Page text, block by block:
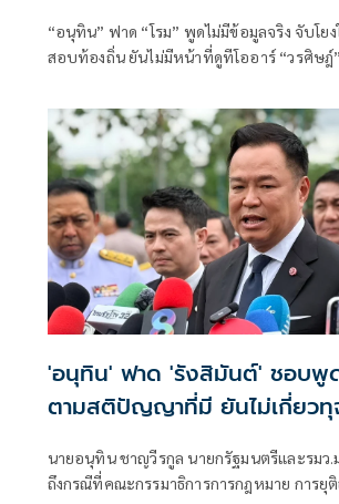
“อนุทิน” ฟาด “โรม” พูดไม่มีข้อมูลจริง จับโย
สอบท้องถิ่น ยันไม่มีหน้าที่ดูทีโออาร์ “วรศิษฎ์
'อนุทิน' ฟาด 'รังสิมันต์' ชอบพู
ตามสติปัญญาที่มี ยันไม่เกี่ยวทุ
นายอนุทิน ชาญวีรกูล นายกรัฐมนตรีและรมว.
ถึงกรณีที่คณะกรรมาธิการการกฎหมาย การยุ